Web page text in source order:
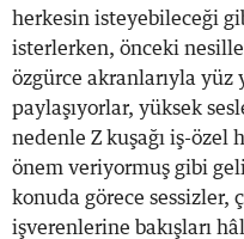
herkesin isteyebileceği
isterlerken, önceki
özgürce akranlarıyla yüz
paylaşıyorlar, yüksek
nedenle Z kuşağı iş-özel
önem veriyormuş gibi
konuda görece sessizler,
işverenlerine bakışları